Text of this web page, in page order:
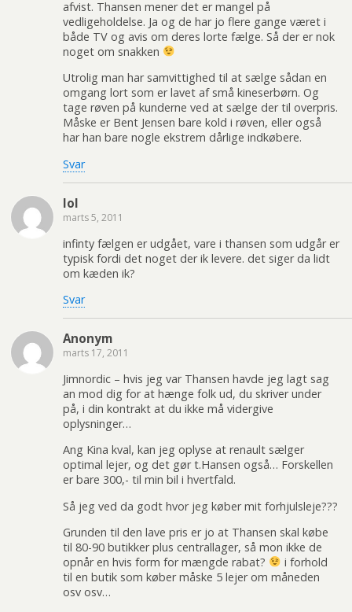
afvist. Thansen mener det er mangel på
vedligeholdelse. Ja og de har jo flere gange været i
både TV og avis om deres lorte fælge. Så der er nok
noget om snakken
Utrolig man har samvittighed til at sælge sådan en
omgang lort som er lavet af små kineserbørn. Og
tage røven på kunderne ved at sælge der til overpris.
Måske er Bent Jensen bare kold i røven, eller også
har han bare nogle ekstrem dårlige indkøbere.
Svar
lol
marts 5, 2011
infinty fælgen er udgået, vare i thansen som udgår er
typisk fordi det noget der ik levere. det siger da lidt
om kæden ik?
Svar
Anonym
marts 17, 2011
Jimnordic – hvis jeg var Thansen havde jeg lagt sag
an mod dig for at hænge folk ud, du skriver under
på, i din kontrakt at du ikke må vidergive
oplysninger…
Ang Kina kval, kan jeg oplyse at renault sælger
optimal lejer, og det gør t.Hansen også… Forskellen
er bare 300,- til min bil i hvertfald.
Så jeg ved da godt hvor jeg køber mit forhjulsleje???
Grunden til den lave pris er jo at Thansen skal købe
til 80-90 butikker plus centrallager, så mon ikke de
opnår en hvis form for mængde rabat?
i forhold
til en butik som køber måske 5 lejer om måneden
osv osv…